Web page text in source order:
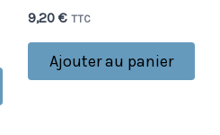
9,20 € TTC
Ajouter au panier